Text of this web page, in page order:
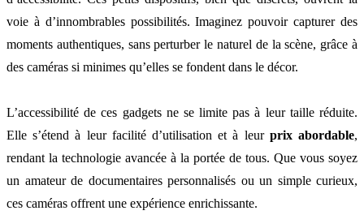
voie à d’innombrables possibilités. Imaginez pouvoir capturer des
moments authentiques, sans perturber le naturel de la scène, grâce à
des caméras si minimes qu’elles se fondent dans le décor.
L’accessibilité de ces gadgets ne se limite pas à leur taille réduite.
Elle s’étend à leur facilité d’utilisation et à leur prix abordable,
rendant la technologie avancée à la portée de tous. Que vous soyez
un amateur de documentaires personnalisés ou un simple curieux,
ces caméras offrent une expérience enrichissante.